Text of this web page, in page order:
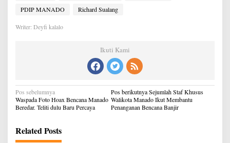
PDIP MANADO
Richard Sualang
Writer: Deyfi kalalo
Ikuti Kami
Navigasi
pos
Pos sebelumnya
Waspada Foto Hoax Bencana Manado
Beredar. Teliti dulu Baru Percaya
Pos berikutnyaSejumlah Staf Khusus
Walikota Manado Ikut Membantu
Penanganan Bencana Banjir
Related Posts